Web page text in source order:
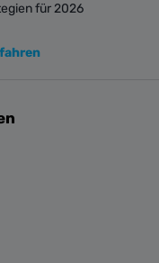
für 2026